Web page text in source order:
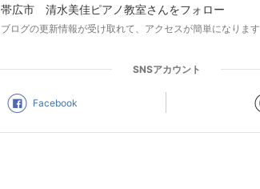
帯広市 清水美佳ピアノ教室さんをフォロー
ブログの更新情報が受け取れて、アクセスが簡単になります
SNSアカウント
Facebook